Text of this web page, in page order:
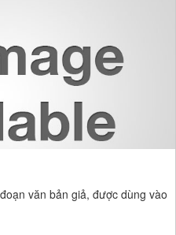
văn bản giả, được dùng vào